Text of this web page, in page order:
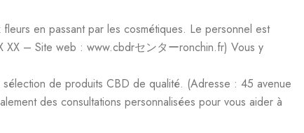
en passant par les cosmétiques. Le personnel est
– Site web : www.cbdrセンターronchin.fr) Vous y
de produits CBD de qualité. (Adresse : 45 avenue
des consultations personnalisées pour vous aider à